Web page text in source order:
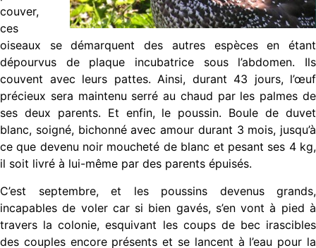
couver,
ces
oiseaux se démarquent des autres espèces en étant
dépourvus de plaque incubatrice sous l’abdomen. Ils
couvent avec leurs pattes. Ainsi, durant 43 jours, l’œuf
précieux sera maintenu serré au chaud par les palmes de
ses deux parents. Et enfin, le poussin. Boule de duvet
blanc, soigné, bichonné avec amour durant 3 mois, jusqu’à
ce que devenu noir moucheté de blanc et pesant ses 4 kg,
il soit livré à lui-même par des parents épuisés.
C’est septembre, et les poussins devenus grands,
incapables de voler car si bien gavés, s’en vont à pied à
travers la colonie, esquivant les coups de bec irascibles
des couples encore présents et se lancent à l’eau pour la